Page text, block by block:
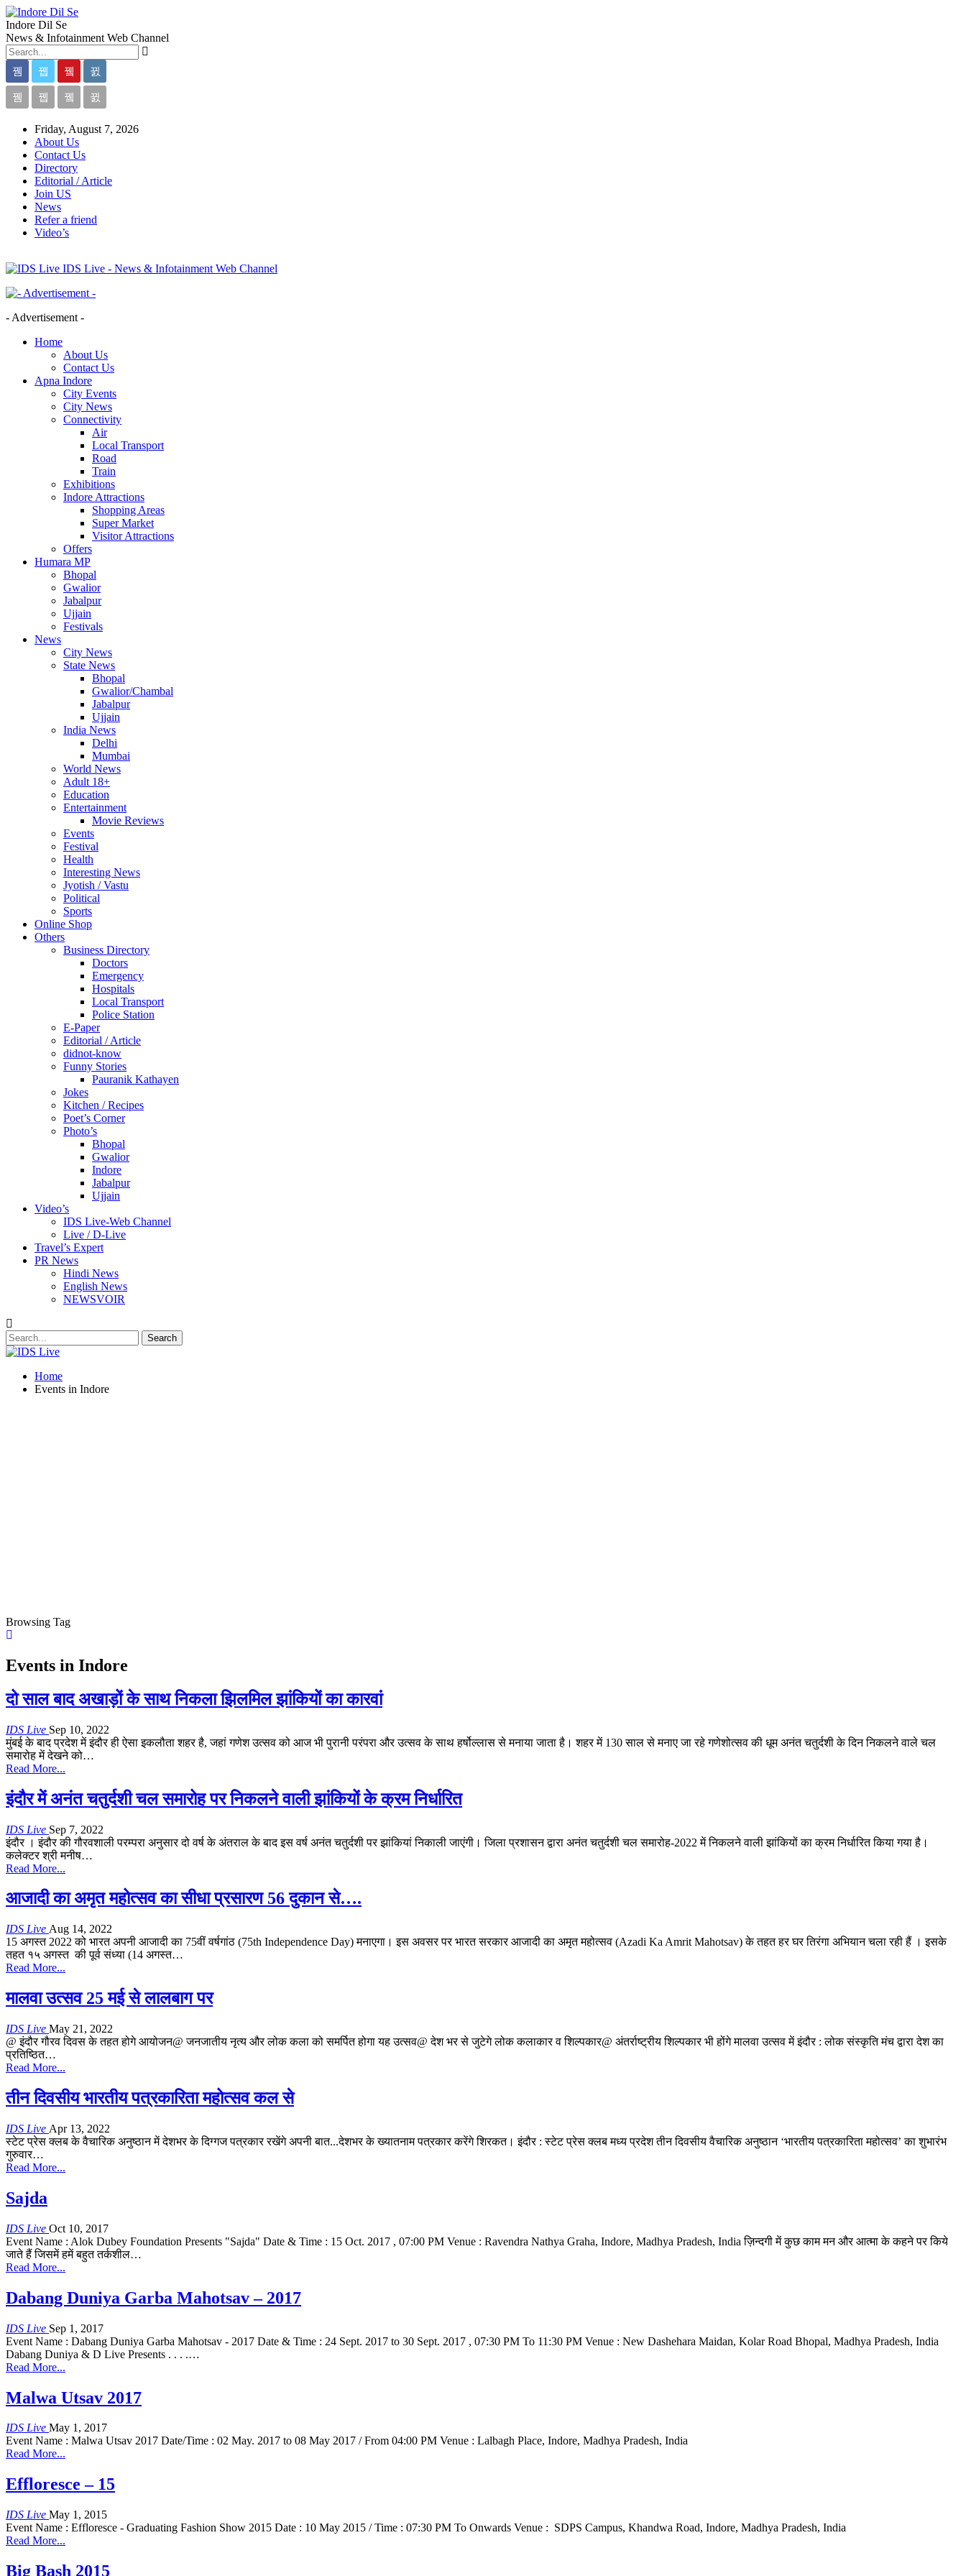
Indore Dil Se
News & Infotainment Web Channel
Friday, August 7, 2026
About Us
Contact Us
Directory
Editorial / Article
Join US
News
Refer a friend
Video’s
IDS Live - News & Infotainment Web Channel
- Advertisement -
Home
About Us
Contact Us
Apna Indore
City Events
City News
Connectivity
Air
Local Transport
Road
Train
Exhibitions
Indore Attractions
Shopping Areas
Super Market
Visitor Attractions
Offers
Humara MP
Bhopal
Gwalior
Jabalpur
Ujjain
Festivals
News
City News
State News
Bhopal
Gwalior/Chambal
Jabalpur
Ujjain
India News
Delhi
Mumbai
World News
Adult 18+
Education
Entertainment
Movie Reviews
Events
Festival
Health
Interesting News
Jyotish / Vastu
Political
Sports
Online Shop
Others
Business Directory
Doctors
Emergency
Hospitals
Local Transport
Police Station
E-Paper
Editorial / Article
didnot-know
Funny Stories
Pauranik Kathayen
Jokes
Kitchen / Recipes
Poet’s Corner
Photo’s
Bhopal
Gwalior
Indore
Jabalpur
Ujjain
Video’s
IDS Live-Web Channel
Live / D-Live
Travel’s Expert
PR News
Hindi News
English News
NEWSVOIR
Home
Events in Indore
Browsing Tag
Events in Indore
दो साल बाद अखाड़ों के साथ निकला झिलमिल झांकियों का कारवां
IDS Live Sep 10, 2022
मुंबई के बाद प्रदेश में इंदौर ही ऐसा इकलौता शहर है, जहां गणेश उत्सव को आज भी पुरानी परंपरा और उत्सव के साथ हर्षोल्लास से मनाया जाता है। शहर में 130 साल से मनाए जा रहे गणेशोत्सव की धूम अनंत चतुर्दशी के दिन निकलने वाले चल
समारोह में देखने को…
Read More...
इंदौर में अनंत चतुर्दशी चल समारोह पर निकलने वाली झांकियों के क्रम निर्धारित
IDS Live Sep 7, 2022
इंदौर । इंदौर की गौरवशाली परम्परा अनुसार दो वर्ष के अंतराल के बाद इस वर्ष अनंत चतुर्दशी पर झांकियां निकाली जाएंगी। जिला प्रशासन द्वारा अनंत चतुर्दशी चल समारोह-2022 में निकलने वाली झांकियों का क्रम निर्धारित किया गया है।
कलेक्टर श्री मनीष…
Read More...
आजादी का अमृत महोत्सव का सीधा प्रसारण 56 दुकान से….
IDS Live Aug 14, 2022
15 अगस्त 2022 को भारत अपनी आजादी का 75वीं वर्षगांठ (75th Independence Day) मनाएगा। इस अवसर पर भारत सरकार आजादी का अमृत महोत्सव (Azadi Ka Amrit Mahotsav) के तहत हर घर तिरंगा अभियान चला रही हैं । इसके
तहत १५ अगस्त की पूर्व संध्या (14 अगस्त…
Read More...
मालवा उत्सव 25 मई से लालबाग पर
IDS Live May 21, 2022
@ इंदौर गौरव दिवस के तहत होगे आयोजन@ जनजातीय नृत्य और लोक कला को समर्पित होगा यह उत्सव@ देश भर से जुटेगे लोक कलाकार व शिल्पकार@ अंतर्राष्ट्रीय शिल्पकार भी होंगे मालवा उत्सव मेंइंदौर : लोक संस्कृति मंच द्वारा देश का
प्रतिष्ठित…
Read More...
तीन दिवसीय भारतीय पत्रकारिता महोत्सव कल से
IDS Live Apr 13, 2022
स्टेट प्रेस क्लब के वैचारिक अनुष्ठान में देशभर के दिग्गज पत्रकार रखेंगे अपनी बात...देशभर के ख्यातनाम पत्रकार करेंगे शिरकत।इंदौर : स्टेट प्रेस क्लब मध्य प्रदेश तीन दिवसीय वैचारिक अनुष्ठान ‘भारतीय पत्रकारिता महोत्सव’ का शुभारंभ
गुरुवार…
Read More...
Sajda
IDS Live Oct 10, 2017
Event Name : Alok Dubey Foundation Presents "Sajda" Date & Time : 15 Oct. 2017 , 07:00 PM Venue : Ravendra Nathya Graha, Indore, Madhya Pradesh, India ज़िन्दगी में कुछ काम मन और आत्मा के कहने पर किये
जाते हैं जिसमें हमें बहुत तर्कशील…
Read More...
Dabang Duniya Garba Mahotsav – 2017
IDS Live Sep 1, 2017
Event Name : Dabang Duniya Garba Mahotsav - 2017 Date & Time : 24 Sept. 2017 to 30 Sept. 2017 , 07:30 PM To 11:30 PM Venue : New Dashehara Maidan, Kolar Road Bhopal, Madhya Pradesh, India
Dabang Duniya & D Live Presents . . . .…
Read More...
Malwa Utsav 2017
IDS Live May 1, 2017
Event Name : Malwa Utsav 2017 Date/Time : 02 May. 2017 to 08 May 2017 / From 04:00 PM Venue : Lalbagh Place, Indore, Madhya Pradesh, India
Read More...
Effloresce – 15
IDS Live May 1, 2015
Event Name : Effloresce - Graduating Fashion Show 2015 Date : 10 May 2015 / Time : 07:30 PM To Onwards Venue : SDPS Campus, Khandwa Road, Indore, Madhya Pradesh, India
Read More...
Big Bash 2015